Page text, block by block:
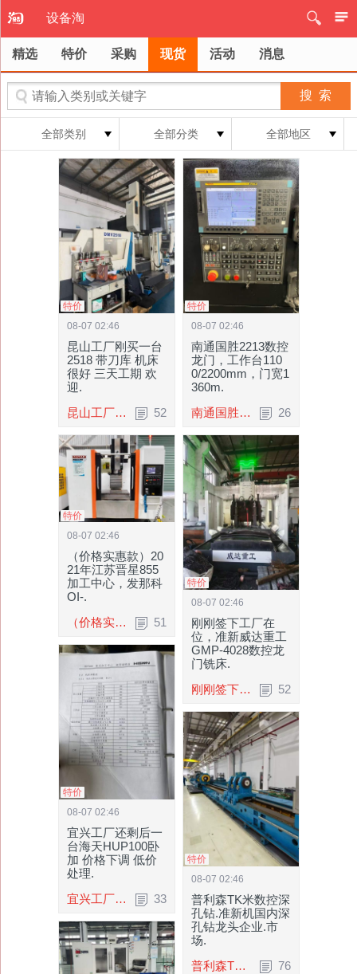
设备淘
精选 特价 采购 现货 活动 消息
全部类别 全部分类 全部地区
特价
08-07 02:46
昆山工厂刚买一台
2518 带刀库 机床
很好 三天工期 欢
迎.
昆山工厂刚买一台2518 带刀库 机床很好 三.
52
特价
08-07 02:46
南通国胜2213数控
龙门，工作台110
0/2200mm，门宽1
360m.
南通国胜2213数控龙门，工作台1100/2200mm.
26
特价
08-07 02:46
（价格实惠款）20
21年江苏晋星855
加工中心，发那科
OI-.
（价格实惠款）2021年江苏晋星855加工中心.
51
特价
08-07 02:46
刚刚签下工厂在
位，准新威达重工
GMP-4028数控龙
门铣床.
刚刚签下工厂在位，准新威达重工GMP-4028数.
52
特价
08-07 02:46
宜兴工厂还剩后一
台海天HUP100卧
加 价格下调 低价
处理.
宜兴工厂还剩后一台海天HUP100卧加 价格下.
33
特价
08-07 02:46
普利森TK米数控深
孔钻.准新机国内深
孔钻龙头企业.市
场.
普利森TK米数控深孔钻.准新机国内深孔钻龙.
76